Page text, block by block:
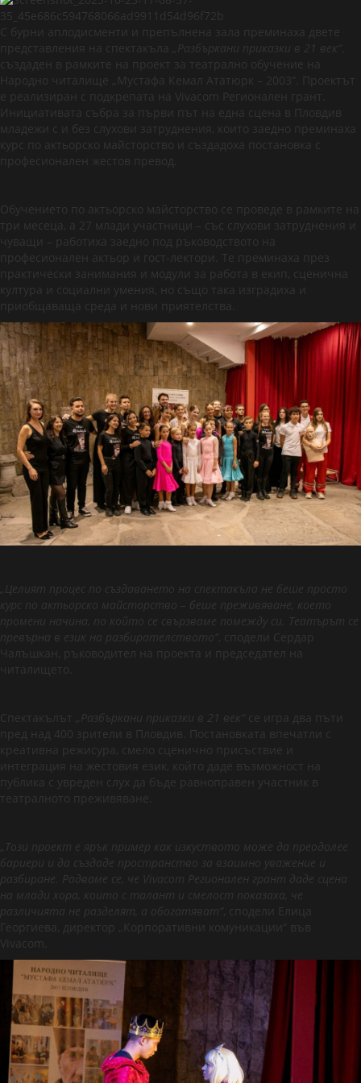
С бурни аплодисменти и препълнена зала преминаха двете
представления на спектакъла
„Разбъркани приказки в 21 век“ ,
създаден в рамките на проект за театрално обучение на
Народно читалище „Мустафа Кемал Ататюрк – 2003“. Проектът
е реализиран с подкрепата на Vivacom Регионален грант.
Инициативата събра за първи път на една сцена в Пловдив
младежи с и без слухови затруднения, които заедно преминаха
курс по актьорско майсторство и създадоха постановка с
професионален жестов превод.
Обучението по актьорско майсторство се проведе в рамките на
три месеца, а 27 млади участници – със слухови затруднения и
чуващи – работиха заедно под ръководството на
професионален актьор и гост-лектори. Те преминаха през
практически занимания и модули за работа в екип, сценична
култура и социални умения, но също така изградиха и
приобщаваща среда и нови приятелства.
„Целият процес по създаването на спектакъла не беше просто
курс по актьорско майсторство – беше преживяване, което
промени начина, по който се свързваме помежду си. Театърът се
превърна в език на разбирателството“ , сподели Сердар
Чалъшкан, ръководител на проекта и председател на
читалището.
Спектакълът „Разбъркани приказки в 21 век“
се игра два пъти
пред над 400 зрители в Пловдив. Постановката впечатли с
креативна режисура, смело сценично присъствие и
интеграция на жестовия език, който даде възможност на
публика с увреден слух да бъде равноправен участник в
театралното преживяване.
„ Този проект е ярък пример как изкуството може да преодолее
бариери и да създаде пространство за взаимно уважение и
разбиране. Радваме се, че Vivacom Регионален грант даде сцена
на млади хора, които с талант и смелост показаха, че
различията не разделят, а обогатяват“ , сподели Елица
Георгиева, директор „Корпоративни комуникации“ във
Vivacom.